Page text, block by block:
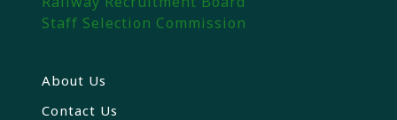
Staff Selection Commission
About Us
Contact Us